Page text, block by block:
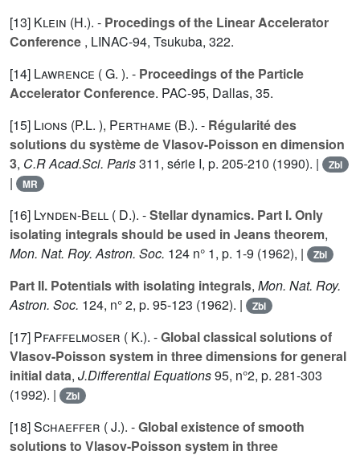
[13] Klein (H.). - Procedings of the Linear Accelerator
Conference , LINAC-94, Tsukuba, 322.
[14] Lawrence ( G. ). - Proceedings of the Particle
Accelerator Conference. PAC-95, Dallas, 35.
[15] Lions (P.L. ), Perthame (B.). - Régularité des
solutions du système de Vlasov-Poisson en dimension
3, C.R Acad.Sci. Paris311, série I, p. 205-210 (1990). | Zbl
| MR
[16] Lynden-Bell ( D.). -Stellar dynamics. Part I. Only
isolating integrals should be used in Jeans theorem,
Mon. Nat. Roy. Astron. Soc. 124 n° 1, p. 1-9 (1962), | Zbl
Part II. Potentials with isolating integrals, Mon. Nat. Roy.
Astron. Soc. 124, n° 2, p. 95-123 (1962). | Zbl
[17] Pfaffelmoser ( K.). -Global classical solutions of
Vlasov-Poisson system in three dimensions for general
initial data, J.Differential Equations95, n°2, p. 281-303
(1992). |
Zbl
[18]Schaeffer ( J.). -Global existence of smooth
solutions to Vlasov-Poisson system in three